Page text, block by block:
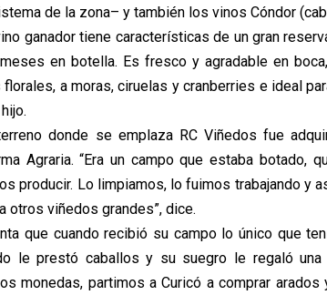
de la zona– y también los vinos Cóndor
ganador tiene características de un gran
en botella. Es fresco y agradable en
florales, a moras, ciruelas y cranberries e ideal
donde se emplaza RC Viñedos fue
Agraria. “Era un campo que estaba botado,
producir. Lo limpiamos, lo fuimos trabajando y
otros viñedos grandes”, dice.
que cuando recibió su campo lo único que
le prestó caballos y su suegro le regaló una
monedas, partimos a Curicó a comprar